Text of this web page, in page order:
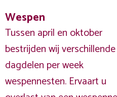
Wespen
Tussen april en oktober
bestrijden wij verschillende
dagdelen per week
wespennesten. Ervaart u